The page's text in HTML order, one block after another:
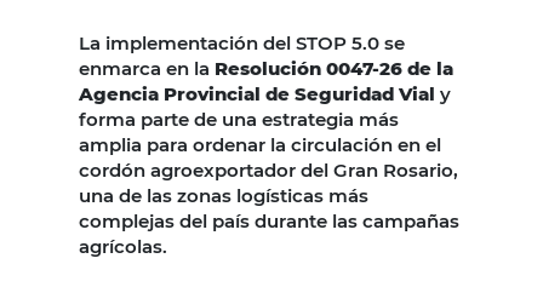
La implementación del STOP 5.0 se
enmarca en la Resolución 0047-26 de la
Agencia Provincial de Seguridad Vial y
forma parte de una estrategia más
amplia para ordenar la circulación en el
cordón agroexportador del Gran Rosario,
una de las zonas logísticas más
complejas del país durante las campañas
agrícolas.